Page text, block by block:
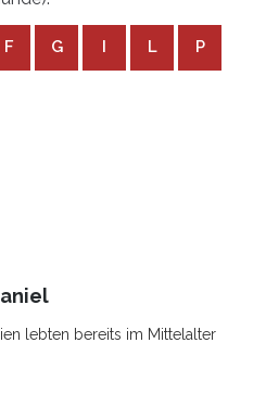
F G I L P
lebten bereits im Mittelalter